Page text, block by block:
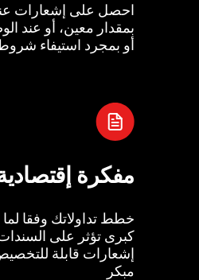
احصل على إشعارات
بمقدار معين، أو عند
أو بمجرد استيفاء
مفكرة
خطط تداولاتك وفقا
كبرى تؤثر على
إشعارات قابلة
مبكر